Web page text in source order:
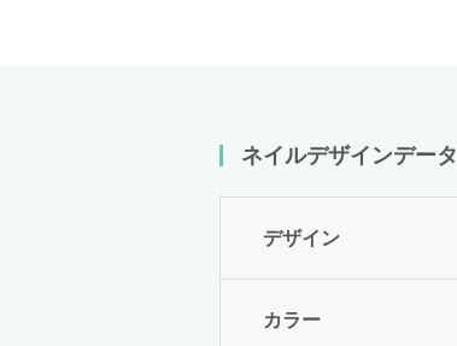
ネイルデザインデータ
デザイン
カラー